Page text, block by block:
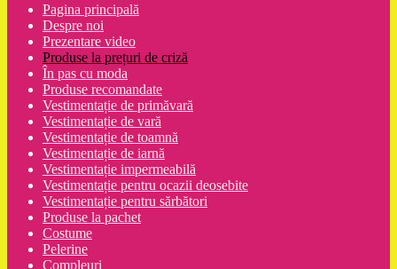
Pagina principală
Despre noi
Prezentare video
Produse la prețuri de criză
În pas cu moda
Produse recomandate
Vestimentație de primăvară
Vestimentație de vară
Vestimentație de toamnă
Vestimentație de iarnă
Vestimentație impermeabilă
Vestimentație pentru ocazii deosebite
Vestimentație pentru sărbători
Produse la pachet
Costume
Pelerine
Compleuri